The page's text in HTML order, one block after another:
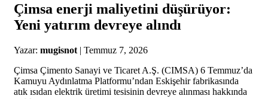
Çimsa enerji maliyetini düşürüyor:
Yeni yatırım devreye alındı
Yazar: mugisnot | Temmuz 7, 2026
Çimsa Çimento Sanayi ve Ticaret A.Ş. (CIMSA) 6 Temmuz’da
Kamuyu Aydınlatma Platformu’ndan Eskişehir fabrikasında
atık ısıdan elektrik üretimi tesisinin devreye alınması hakkında